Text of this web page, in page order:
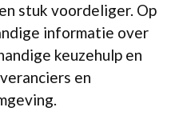
stuk voordeliger. Op
informatie over
keuzehulp en
en